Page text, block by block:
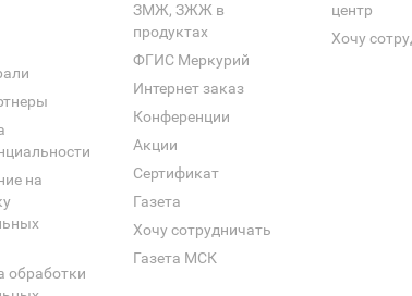
на
обработки
ЗМЖ, ЗЖЖ в
продуктах
ФГИС Меркурий
Интернет заказ
Конференции
Акции
Сертификат
Газета
Хочу сотрудничать
Газета МСК
центр
Хочу